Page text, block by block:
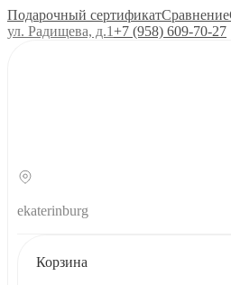
Подарочный сертификатСравнение
ул. Радищева, д.1+7 (958) 609‑70‑27
ekaterinburg
Корзина